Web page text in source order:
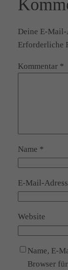
Deine E-
Erforderliche
Kommentar *
Name *
E-Mail-
Website
Name, E-
Browser